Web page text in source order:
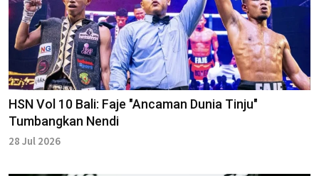
HSN Vol 10 Bali: Faje "Ancaman Dunia Tinju"
Tumbangkan Nendi
28 Jul 2026